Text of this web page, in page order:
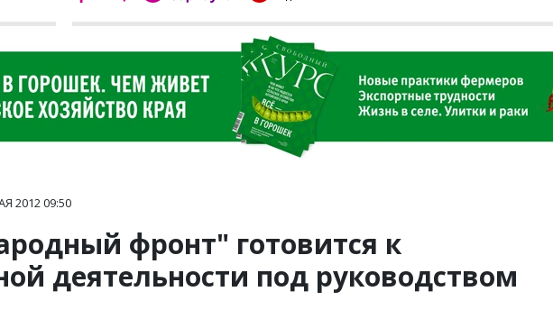
201209:50
фронт" готовится к
деятельности под руководством